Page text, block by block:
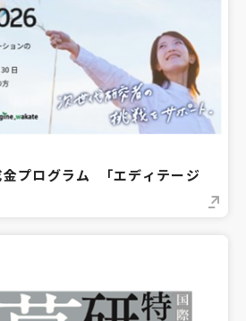
プログラム 「エディテージ